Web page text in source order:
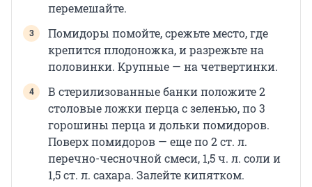
перемешайте.
Помидоры помойте, срежьте место, где
крепится плодоножка, и разрежьте на
половинки. Крупные — на четвертинки.
В стерилизованные банки положите 2
столовые ложки перца с зеленью, по 3
горошины перца и дольки помидоров.
Поверх помидоров — еще по 2 ст. л.
перечно-чесночной смеси, 1,5 ч. л. соли и
1,5 ст. л. сахара. Залейте кипятком.